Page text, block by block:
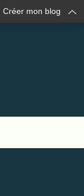
Créer mon blog